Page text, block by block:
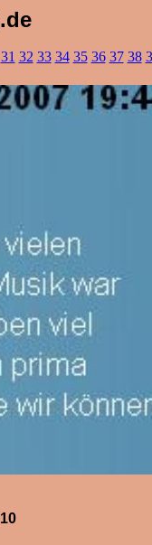
31 32 33 34 35 36 37 38